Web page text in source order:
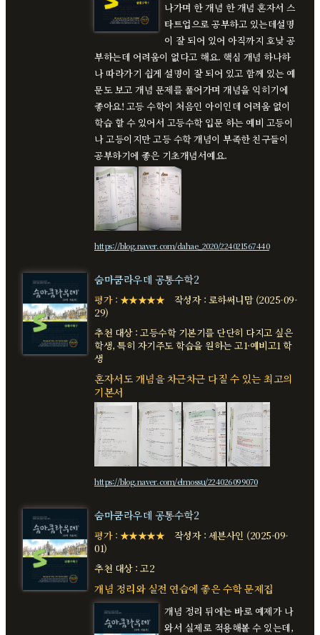
나가며 한 개념 한 개념 혼자서 스
타트업으로 공부하고 있는데설명
이 잘 되어 있어 아직까지 호낮 공
부하는데 어려움이 없다고 해요. 핵심 개념 하나하
나 따라가기 쉽게 설명이 잘 되어 있고 함께 있는 예
문도 보고 개념 문제를 풀어가며 개념을 익히기에
좋아요! 고등 수학이 처음인 아이인데 어려움 없이
학습 할 수 있어서 고등수학 입문 하는 예비 고등이
나 고등이지만 고등 수학 개념이 부족한 친구들이
공부하기에 좋은 기초개념서예요.
https://blog.naver.com/dahae_2020/224021567440
숨마쿰라우데 공통수학2
평가 : ★★★★★
작성자 : 로하써니맘 (2025-09-
29)
추천 대상 : 고등수학 기본기를 단단히 다지고 싶은
학생, 특히 자기주도 학습을 원하는 고1·예비고1 학
생
혼자서도 개념을 차근차근 다질 수 있는 최고의
기본서
https://blog.naver.com/elmossu/224026099070
숨마쿰라우데 공통수학2
평가 : ★★★★★
작성자 : 세븐사인 (2025-09-
01)
추천 대상 : 고2
개념 정리와 실전 연습에 좋은 수학 문제집
개념 정리 뒤에는 바로 예제가 나
와서 실제로 적용해볼 수 있는데,